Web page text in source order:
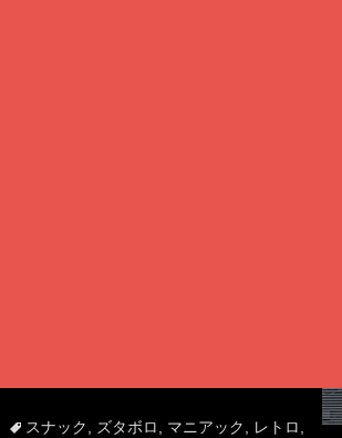
Tagsスナック, ズタボロ, マニアック, レトロ,